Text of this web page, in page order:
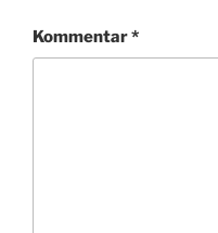
Kommentar*